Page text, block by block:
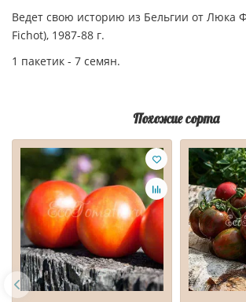
Ведет свою историю из Бельгии от Люка
Fichot), 1987-88 г.
1 пакетик - 7 семян.
Похожие сорта